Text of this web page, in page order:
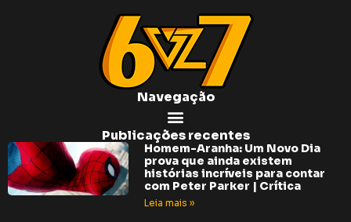
Navegação
Publicações recentes
Homem-Aranha: Um Novo Dia
prova que ainda existem
histórias incríveis para contar
com Peter Parker | Crítica
Leia mais »